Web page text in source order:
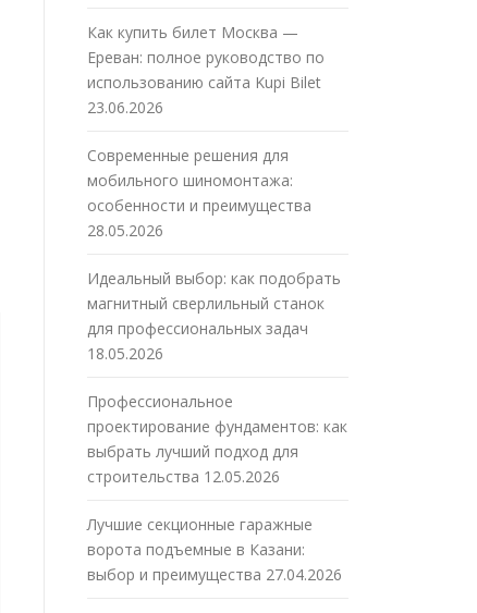
Как купить билет Москва —
Ереван: полное руководство по
использованию сайта Kupi Bilet
23.06.2026
Современные решения для
мобильного шиномонтажа:
особенности и преимущества
28.05.2026
Идеальный выбор: как подобрать
магнитный сверлильный станок
для профессиональных задач
18.05.2026
Профессиональное
проектирование фундаментов: как
выбрать лучший подход для
строительства 12.05.2026
Лучшие секционные гаражные
ворота подъемные в Казани:
выбор и преимущества 27.04.2026